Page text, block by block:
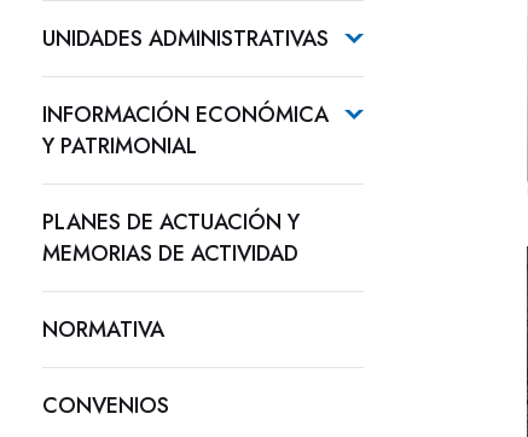
UNIDADES ADMINISTRATIVAS
INFORMACIÓN ECONÓMICA
Y PATRIMONIAL
PLANES DE ACTUACIÓN Y
MEMORIAS DE ACTIVIDAD
NORMATIVA
CONVENIOS